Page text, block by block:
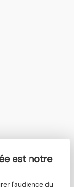
est notre
l'audience du